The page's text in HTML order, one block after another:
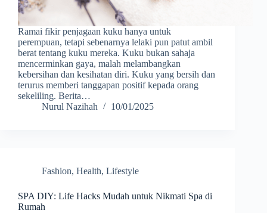
Ramai fikir penjagaan kuku hanya untuk
perempuan, tetapi sebenarnya lelaki pun patut ambil
berat tentang kuku mereka. Kuku bukan sahaja
mencerminkan gaya, malah melambangkan
kebersihan dan kesihatan diri. Kuku yang bersih dan
terurus memberi tanggapan positif kepada orang
sekeliling. Berita…
Nurul Nazihah
10/01/2025
Fashion, Health, Lifestyle
SPA DIY: Life Hacks Mudah untuk Nikmati Spa di
Rumah